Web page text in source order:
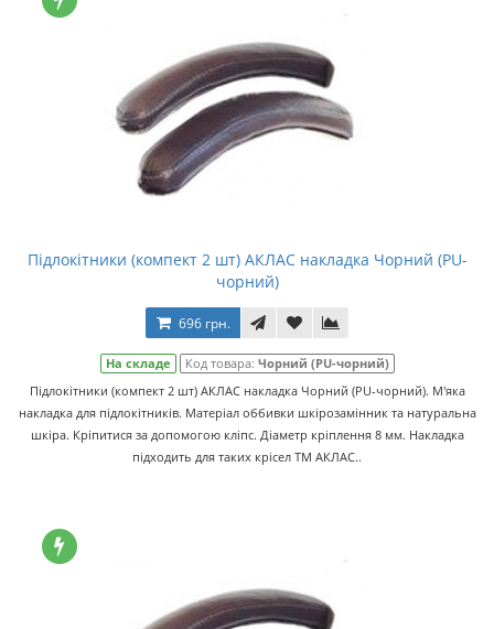
Підлокітники (компект 2 шт) АКЛАС накладка Чорний (PU-
чорний)
696 грн.
На складе Код товара: Чорний (PU-чорний)
Підлокітники (компект 2 шт) АКЛАС накладка Чорний (PU-чорний). М'яка
накладка для підлокітників. Матеріал оббивки шкірозамінник та натуральна
шкіра. Кріпитися за допомогою кліпс. Діаметр кріплення 8 мм. Накладка
підходить для таких крісел ТМ АКЛАС..